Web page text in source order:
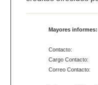
Mayores informes:
Contacto:
Cargo Contacto:
Correo Contacto: